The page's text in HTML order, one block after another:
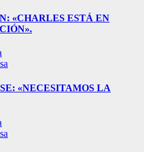
«CHARLES ESTÁ EN
«NECESITAMOS LA